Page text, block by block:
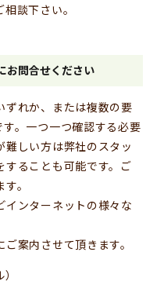
談下さい。
お問合せください
ずれか、または複数の要
。一つ一つ確認する必要
しい方は弊社のスタッ
することも可能です。ご
。
インターネットの様々な
案内させて頂きます。